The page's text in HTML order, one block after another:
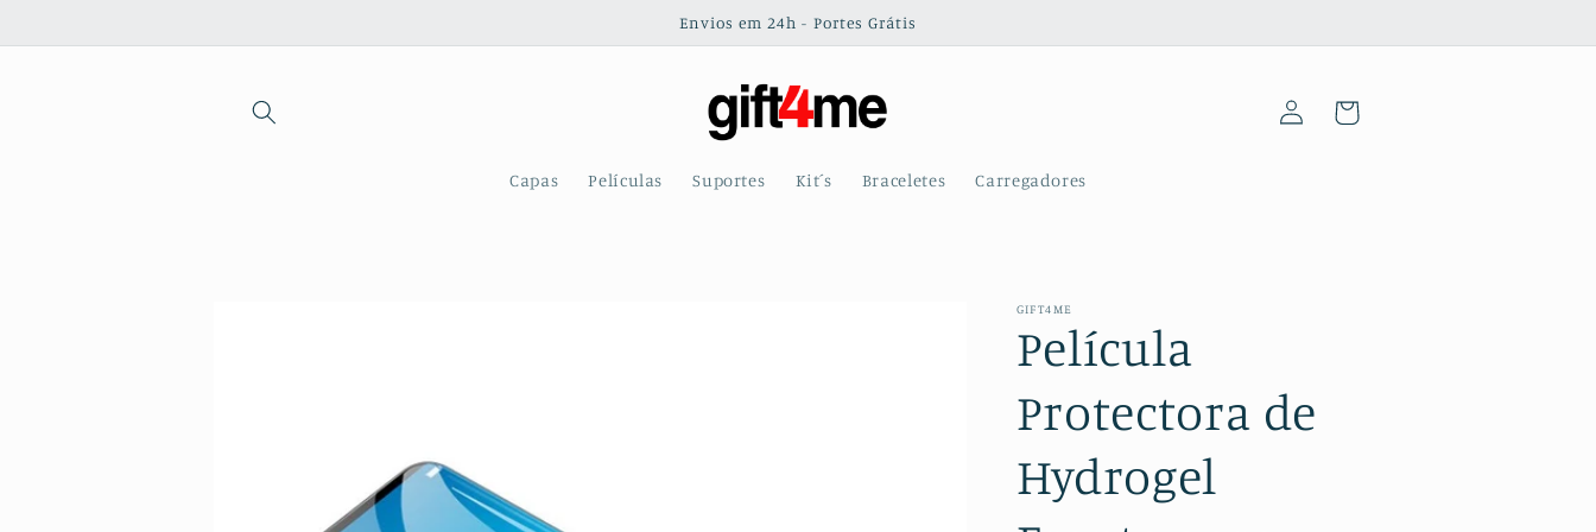
conteúdo
Envios em 24h - Portes Grátis
Capas Películas Suportes Kit´s Braceletes Carregadores
Iniciar
sessão
Carrinho
GIFT4ME
Película
Protectora de
Hydrogel